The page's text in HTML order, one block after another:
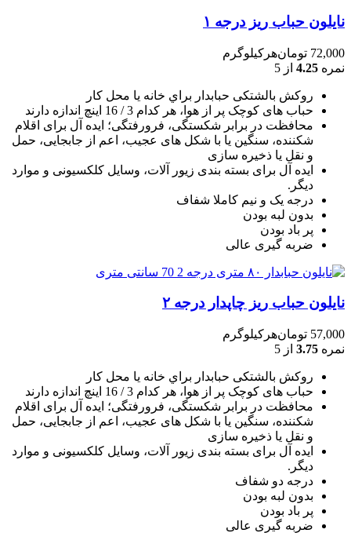
نایلون حباب ریز درجه ۱
72,000 تومانهرکیلوگرم
نمره 4.25 از 5
روکش بالشتکی حبابدار براي خانه يا محل کار
حباب های کوچک پر از هوا، هر کدام 3 / 16 اينچ اندازه دارند
محافظت در برابر شکستگی، فرورفتگی؛ ايده آل برای اقلام
شکننده، سنگين يا با شکل های عجيب، اعم از جابجايی، حمل
و نقل يا ذخيره سازی
ایده آل برای بسته بندی زیور آلات، وسایل کلکسیونی و موارد
دیگر.
درجه یک و نیم کاملا شفاف
بدون لبه بودن
پر باد بودن
ضربه گیری عالی
نایلون حباب ریز چاپدار درجه ۲
57,000 تومانهرکیلوگرم
نمره 3.75 از 5
روکش بالشتکی حبابدار براي خانه يا محل کار
حباب های کوچک پر از هوا، هر کدام 3 / 16 اينچ اندازه دارند
محافظت در برابر شکستگی، فرورفتگی؛ ايده آل برای اقلام
شکننده، سنگين يا با شکل های عجيب، اعم از جابجايی، حمل
و نقل يا ذخيره سازی
ایده آل برای بسته بندی زیور آلات، وسایل کلکسیونی و موارد
دیگر.
درجه دو شفاف
بدون لبه بودن
پر باد بودن
ضربه گیری عالی